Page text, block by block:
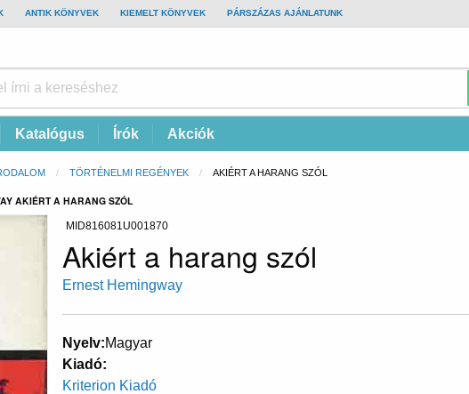
ANTIK KÖNYVEK KIEMELT KÖNYVEK PÁRSZÁZAS AJÁNLATUNK
Katalógus Írók Akciók
TÖRTÉNELMI REGÉNYEK CURRENT:
AKIÉRT A HARANG SZÓL
AKIÉRT A HARANG SZÓL
MID816081U001870
Akiért a harang szól
Ernest Hemingway
Nyelv Magyar
Kiadó
Kriterion Kiadó